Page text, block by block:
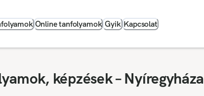
Online tanfolyamok Gyik Kapcsolat
képzések – Nyíregyháza